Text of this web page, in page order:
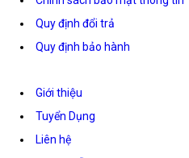
Quy định đổi trả
Quy định bảo hành
Giới thiệu
Tuyển Dụng
Liên hệ